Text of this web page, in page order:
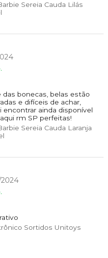
Sereia Cauda Lilás
bonecas, belas estão
e difíceis de achar,
ainda disponível
rm SP perfeitas!
Sereia Cauda Laranja
Sortidos Unitoys